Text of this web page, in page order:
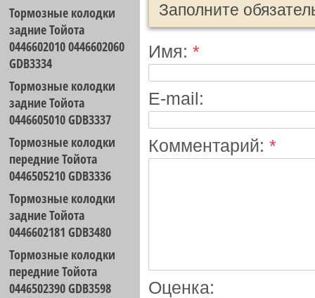
Тормозные колодки
задние Тойота
0446602010 0446602060
GDB3334
Тормозные колодки
задние Тойота
0446605010 GDB3337
Тормозные колодки
передние Тойота
0446505210 GDB3336
Тормозные колодки
задние Тойота
0446602181 GDB3480
Тормозные колодки
передние Тойота
0446502390 GDB3598
Заполните
Имя: *
E-mail:
Комментарий: *
Оценка: